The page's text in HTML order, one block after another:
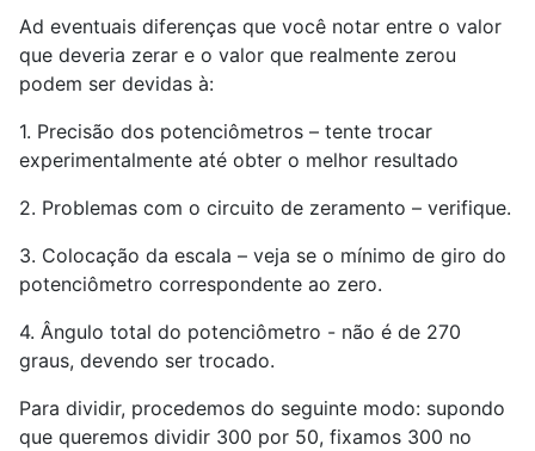
Ad eventuais diferenças que você notar entre o valor
que deveria zerar e o valor que realmente zerou
podem ser devidas à:
1. Precisão dos potenciômetros – tente trocar
experimentalmente até obter o melhor resultado
2. Problemas com o circuito de zeramento – verifique.
3. Colocação da escala – veja se o mínimo de giro do
potenciômetro correspondente ao zero.
4. Ângulo total do potenciômetro - não é de 270
graus, devendo ser trocado.
Para dividir, procedemos do seguinte modo: supondo
que queremos dividir 300 por 50, fixamos 300 no